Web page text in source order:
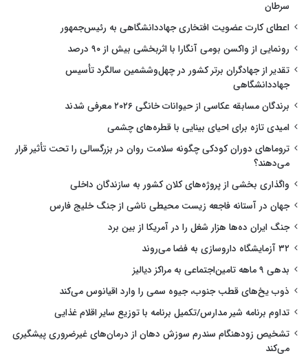
سرطان
اعطای کارت عضویت افتخاری جهاددانشگاهی به رئیس‌جمهور
رونمایی از واکسن بومی آنگارا با اثربخشی بیش از ۹۰ درصد
تقدیر از جهادگران برتر کشور در چهل‌وششمین سالگرد تأسیس
جهاددانشگاهی
برندگان مسابقه عکاسی از حیوانات خانگی ۲۰۲۶ معرفی شدند
امیدی تازه برای احیای بینایی با قطره‌های چشمی
تروماهای دوران کودکی چگونه سلامت روان در بزرگسالی را تحت تأثیر قرار
می‌دهند؟
واگذاری بخشی از پروژه‌های کلان کشور به سازندگان داخلی
جهان در آستانه فاجعه زیست محیطی ناشی از جنگ خلیج فارس
جنگ ایران ده‌ها هزار شغل را در آمریکا از بین برد
۳۲ آزمایشگاه داروسازی به فضا می‌روند
بدهی ۹ ماهه تامین‌اجتماعی به مراکز دیالیز
ذوب یخ‌های قطب جنوب، جیوه سمی را وارد اقیانوس می‌کند
تداوم برنامه شیر مدارس/تکمیل برنامه با توزیع سایر اقلام غذایی
تشخیص زودهنگام سندرم سوزش دهان از درمان‌های غیرضروری پیشگیری
می‌کند